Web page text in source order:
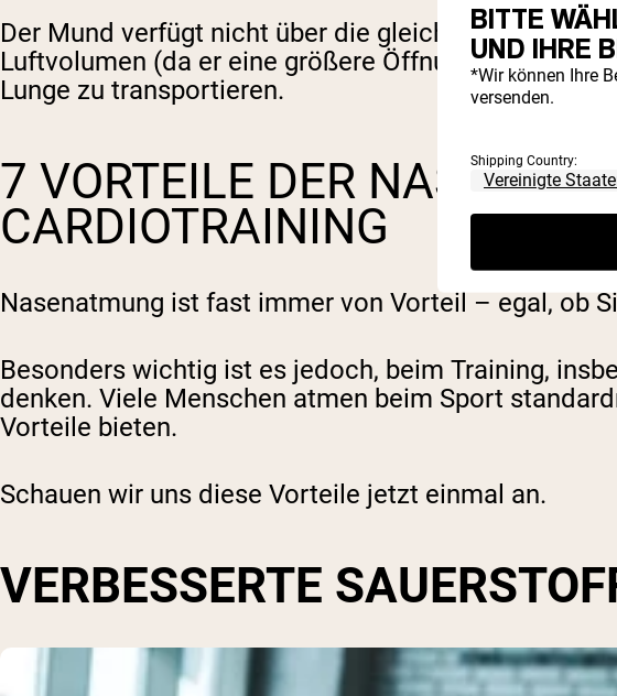
Der Mund verfügt nicht über die gleichen
Luftvolumen (da er eine größere Öffnung als die
Lunge zu transportieren.
7 VORTEILE DER
CARDIOTRAINING
Nasenatmung ist fast immer von Vorteil – egal, ob
Besonders wichtig ist es jedoch, beim Training,
denken. Viele Menschen atmen beim Sport
Vorteile bieten.
Schauen wir uns diese Vorteile jetzt einmal an.
VERBESSERTE
BITTE
UND IHRE
*Wir können Ihre
versenden.
Shipping Country: